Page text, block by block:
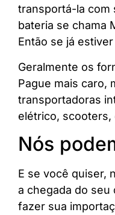
transportá-la com
bateria se chama
Então se já
Geralmente os
Pague mais caro,
transportadoras
elétrico, scooters,
Nós
E se você quiser,
a chegada do seu
fazer sua